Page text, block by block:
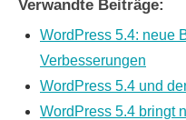
Verwandte Beiträge:
WordPress 5.4: neue
Verbesserungen
WordPress 5.4 und
WordPress 5.4 bringt